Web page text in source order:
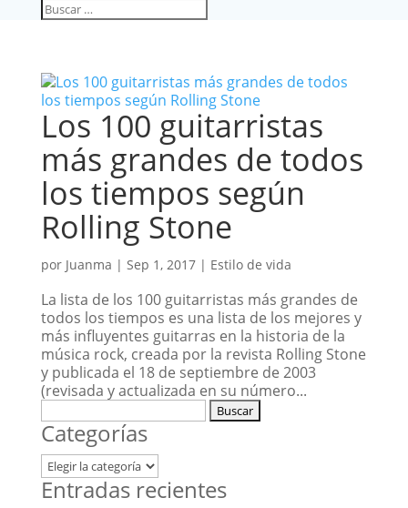
Los 100 guitarristas
más grandes de todos
los tiempos según
Rolling Stone
por Juanma | Sep 1, 2017| Estilo de vida
La lista de los 100 guitarristas más grandes de
todos los tiempos es una lista de los mejores y
más influyentes guitarras en la historia de la
música rock, creada por la revista Rolling Stone
y publicada el 18 de septiembre de 2003
(revisada y actualizada en su número...
Categorías
Categorías
Entradas recientes